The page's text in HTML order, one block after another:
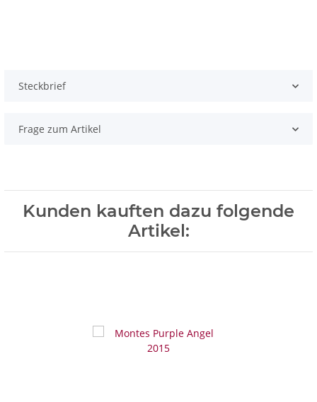
Steckbrief
Frage zum Artikel
Kunden kauften dazu folgende
Artikel: